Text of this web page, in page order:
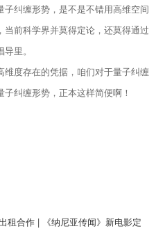
纠缠形势，是不是不错用高维空间
前科学界并莫得定论，还莫得通过
里。
度存在的凭据，咱们对于量子纠缠
纠缠形势，正本这样简便啊！
租合作 | 《纳尼亚传闻》新电影定